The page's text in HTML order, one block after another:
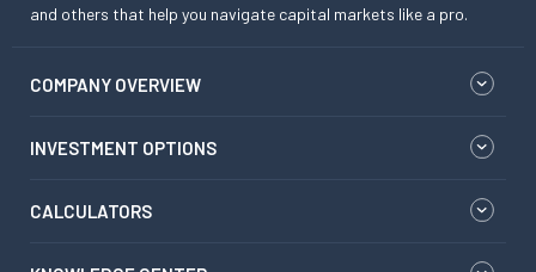
and others that help you navigate capital markets like a pro.
COMPANY OVERVIEW
INVESTMENT OPTIONS
CALCULATORS